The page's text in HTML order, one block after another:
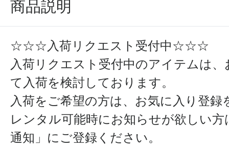
商品説明
☆☆☆入荷リクエスト受付中☆☆☆
入荷リクエスト受付中のアイテムは
て入荷を検討しております。
入荷をご希望の方は、お気に入り登
レンタル可能時にお知らせが欲しい
通知」にご登録ください。